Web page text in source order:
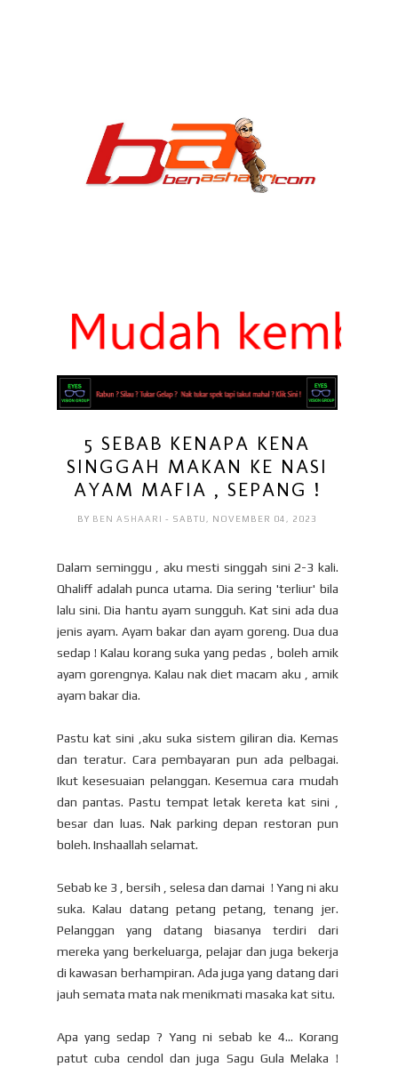
5 SEBAB KENAPA KENA
SINGGAH MAKAN KE NASI
AYAM MAFIA , SEPANG !
BY BEN ASHAARI- SABTU, NOVEMBER 04, 2023
Dalam seminggu , aku mesti singgah sini 2-3 kali.
Qhaliff adalah punca utama. Dia sering 'terliur' bila
lalu sini. Dia hantu ayam sungguh. Kat sini ada dua
jenis ayam. Ayam bakar dan ayam goreng. Dua dua
sedap ! Kalau korang suka yang pedas , boleh amik
ayam gorengnya. Kalau nak diet macam aku , amik
ayam bakar dia.
Pastu kat sini ,aku suka sistem giliran dia. Kemas
dan teratur. Cara pembayaran pun ada pelbagai.
Ikut kesesuaian pelanggan. Kesemua cara mudah
dan pantas. Pastu tempat letak kereta kat sini ,
besar dan luas. Nak parking depan restoran pun
boleh. Inshaallah selamat.
Sebab ke 3 , bersih , selesa dan damai ! Yang ni aku
suka. Kalau datang petang petang, tenang jer.
Pelanggan yang datang biasanya terdiri dari
mereka yang berkeluarga, pelajar dan juga bekerja
di kawasan berhampiran. Ada juga yang datang dari
jauh semata mata nak menikmati masaka kat situ.
Apa yang sedap ? Yang ni sebab ke 4... Korang
patut cuba cendol dan juga Sagu Gula Melaka !